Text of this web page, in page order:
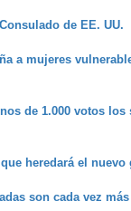
de EE. UU.
a mujeres
de 1.000 votos los
heredará el nuevo
son cada vez